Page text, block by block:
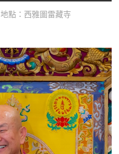
地點：西雅圖雷藏寺